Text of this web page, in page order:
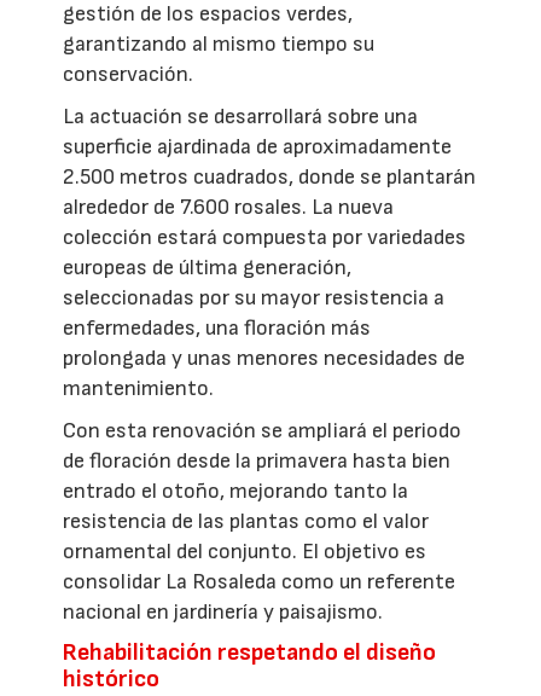
gestión de los espacios verdes,
garantizando al mismo tiempo su
conservación.
La actuación se desarrollará sobre una
superficie ajardinada de aproximadamente
2.500 metros cuadrados, donde se plantarán
alrededor de 7.600 rosales. La nueva
colección estará compuesta por variedades
europeas de última generación,
seleccionadas por su mayor resistencia a
enfermedades, una floración más
prolongada y unas menores necesidades de
mantenimiento.
Con esta renovación se ampliará el periodo
de floración desde la primavera hasta bien
entrado el otoño, mejorando tanto la
resistencia de las plantas como el valor
ornamental del conjunto. El objetivo es
consolidar La Rosaleda como un referente
nacional en jardinería y paisajismo.
Rehabilitación respetando el diseño
histórico